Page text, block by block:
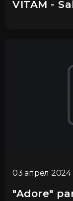
VITAM -
03 апрел 2024
"Adore"